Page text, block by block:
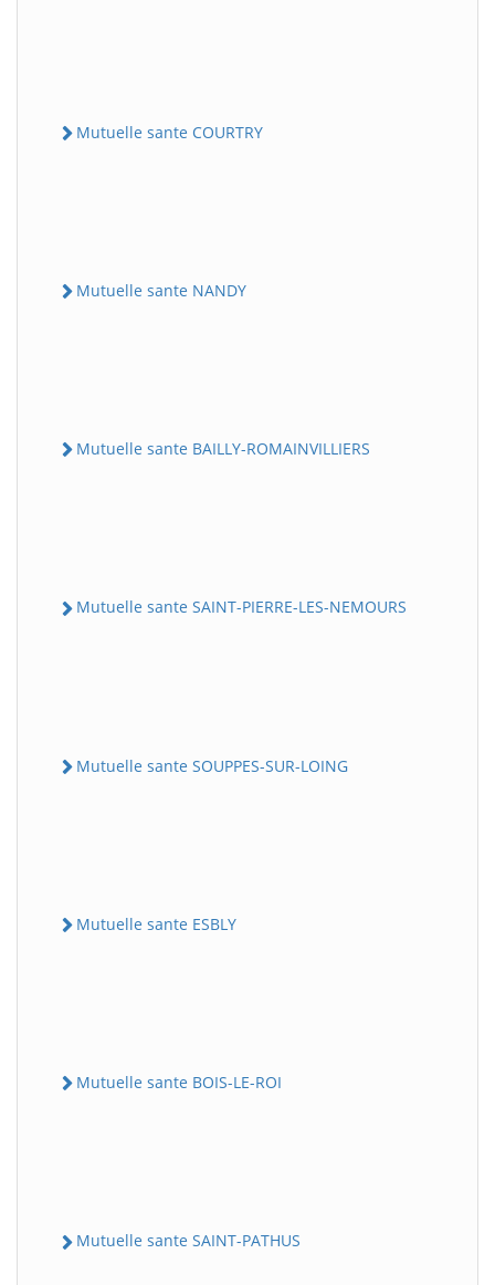
Mutuelle sante COURTRY
Mutuelle sante NANDY
Mutuelle sante BAILLY-ROMAINVILLIERS
Mutuelle sante SAINT-PIERRE-LES-NEMOURS
Mutuelle sante SOUPPES-SUR-LOING
Mutuelle sante ESBLY
Mutuelle sante BOIS-LE-ROI
Mutuelle sante SAINT-PATHUS